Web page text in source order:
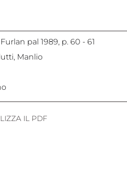
pal 1989, p. 60 - 61
Manlio
IL PDF